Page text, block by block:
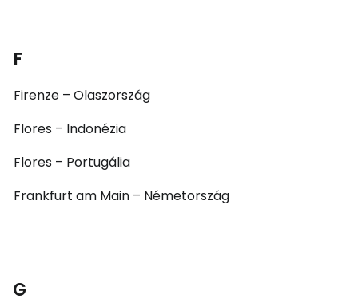
F
Firenze – Olaszország
Flores – Indonézia
Flores – Portugália
Frankfurt am Main – Németország
G